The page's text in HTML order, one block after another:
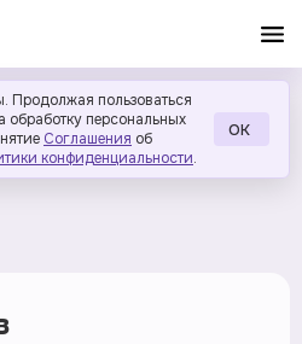
пользоваться
обработку персональных
Соглашения об
конфиденциальности.
ОК